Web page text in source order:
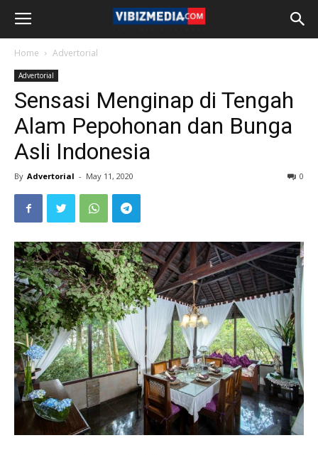
Home Advertorial
Advertorial
Sensasi Menginap di Tengah
Alam Pepohonan dan Bunga
Asli Indonesia
By Advertorial - May 11, 2020 0